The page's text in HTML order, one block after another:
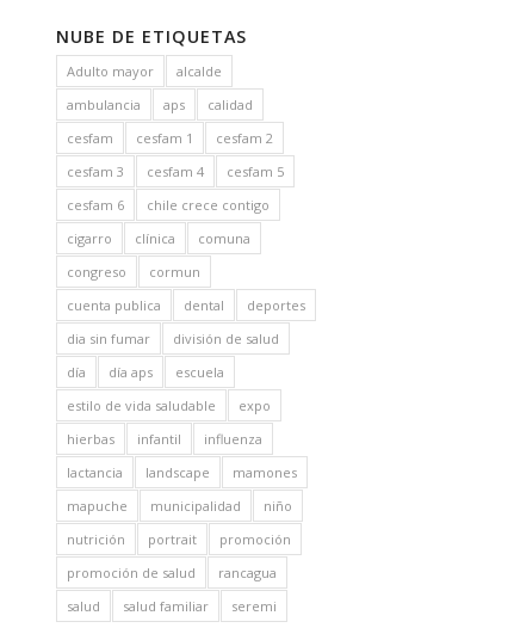
NUBE DE ETIQUETAS
Adulto mayor
alcalde
ambulancia
aps
calidad
cesfam
cesfam 1
cesfam 2
cesfam 3
cesfam 4
cesfam 5
cesfam 6
chile crece contigo
cigarro
clínica
comuna
congreso
cormun
cuenta publica
dental
deportes
dia sin fumar
división de salud
día
día aps
escuela
estilo de vida saludable
expo
hierbas
infantil
influenza
lactancia
landscape
mamones
mapuche
municipalidad
niño
nutrición
portrait
promoción
promoción de salud
rancagua
salud
salud familiar seremi